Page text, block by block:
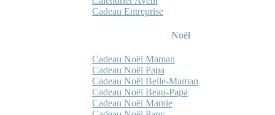
Cadeau Entreprise
Noël
Cadeau Noël Maman
Cadeau Noël Papa
Cadeau Noël Belle-Maman
Cadeau Noël Beau-Papa
Cadeau Noël Mamie